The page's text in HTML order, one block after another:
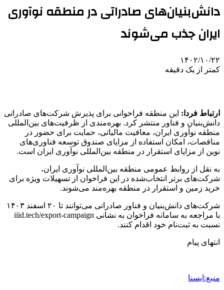
دانش‌بنیان‌های صادراتی در منطقه نوآوری
ایران جذب می‌شوند
۱۴۰۲/۱۰/۲۲
کمتر از یک دقیقه
ارتباط فردا: این منطقه فراخوانی برای پذیرش شرکت‌های صادراتی
دانش‌بنیان و فناور منتشر کرد. بهره‌مندی از ظرفیت‌های بین‌المللی
منطقه نوآوری ایران، معافیت مالیاتی، حمایت برای حضور در
مناقصات، امکان استفاده از مزایای صندوق توسعه فناوری‌های
نوین از مزایای استقرار در منطقه بین‌المللی نوآوری ایران است.
به نقل از روابط عمومی منطقه بین‌المللی نوآوری ایران،
شرکت‌های برتر انتخاب‌شده در این فراخوان از تسهیلات ویژه برای
خرید زمین و استقرار در منطقه بهره‌مند می‌شوند.
شرکت‌های دانش‌بنیان و فناور صادراتی می‌توانند تا ۲۰ اسفند ۱۴۰۳
با مراجعه به سامانه فراخوان به نشانی iiid.tech/export-campaign
نسبت به ثبت‌نام خود اقدام کنند.
انتهای پیام
منبع:ایسنا